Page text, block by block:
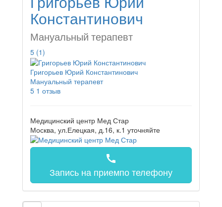
Константинович
Мануальный терапевт
5 (1)
Григорьев Юрий Константинович
Мануальный терапевт
5 1 отзыв
Медицинский центр Мед Стар
Москва, ул.Елецкая, д.16, к.1 уточняйте
call
Запись на приемпо телефону